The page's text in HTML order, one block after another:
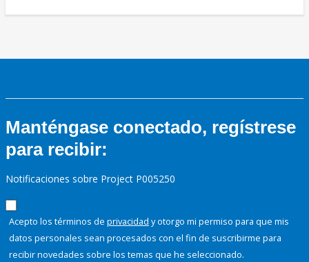
Manténgase conectado, regístrese
para recibir:
Notificaciones sobre Project P005250
Acepto los términos de privacidad y otorgo mi permiso para que mis
datos personales sean procesados con el fin de suscribirme para
recibir novedades sobre los temas que he seleccionado.